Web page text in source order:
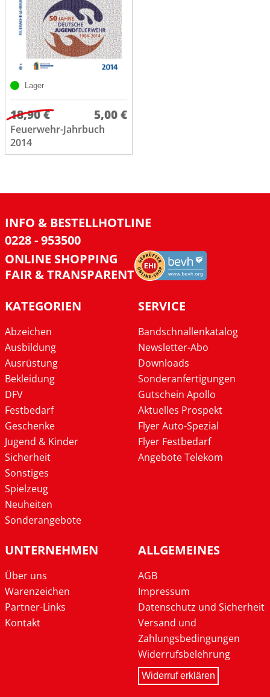
Lager
18,90 € 5,00 €
Feuerwehr-Jahrbuch
2014
INFO & BESTELLHOTLINE
0228 - 953500
ONLINE SHOPPING
FAIR & TRANSPARENT
KATEGORIEN
Abzeichen
Ausbildung
Ausrüstung
Bekleidung
DFV
Festbedarf
Geschenke
Jugend & Kinder
Sicherheit
Sonstiges
Spielzeug
Neuheiten
Sonderangebote
SERVICE
Bandschnallenkatalog
Newsletter-Abo
Downloads
Sonderanfertigungen
Gutschein Apollo
Aktuelles Prospekt
Flyer Auto-Spezial
Flyer Festbedarf
Angebote Telekom
UNTERNEHMEN
Über uns
Warenzeichen
Partner-Links
Kontakt
ALLGEMEINES
AGB
Impressum
Datenschutz und Sicherheit
Versand und
Zahlungsbedingungen
Widerrufsbelehrung
Widerruf erklären